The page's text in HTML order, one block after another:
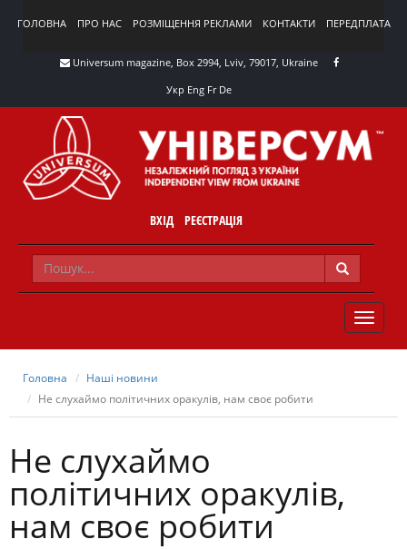
ГОЛОВНА ПРО НАС РОЗМІЩЕННЯ РЕКЛАМИ КОНТАКТИ ПЕРЕДПЛАТА
Universum magazine, Box 2994, Lviv, 79017, Ukraine
Укр Eng Fr De
ВХІД РЕЄСТРАЦІЯ
TOGGLE
Головна
Наші новини
Не слухаймо політичних оракулів, нам своє робити
Не слухаймо
політичних оракулів,
нам своє робити